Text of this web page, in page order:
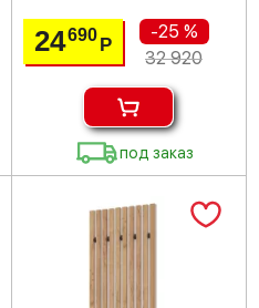
24690 Р
-25 %
32 920
под заказ